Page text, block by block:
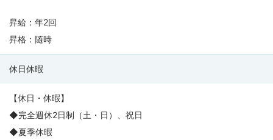
昇給：年2回
昇格：随時
休日休暇
【休日・休暇】
◆完全週休2日制（土・日）、祝日
◆夏季休暇